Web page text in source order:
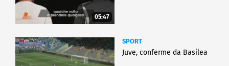
05:47
SPORT
Juve, conferme da Basilea